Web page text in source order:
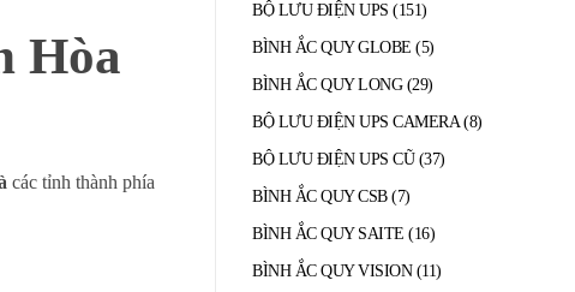
Hòa
các tỉnh thành phía
BỘ LƯU ĐIỆN UPS (151)
BÌNH ẮC QUY GLOBE (5)
BÌNH ẮC QUY LONG (29)
BỘ LƯU ĐIỆN UPS CAMERA (8)
BỘ LƯU ĐIỆN UPS CŨ (37)
BÌNH ẮC QUY CSB (7)
BÌNH ẮC QUY SAITE (16)
BÌNH ẮC QUY VISION (11)